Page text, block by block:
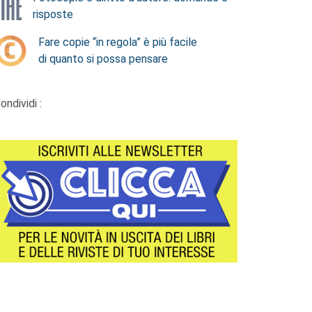
risposte
Fare copie “in regola” è più facile
di quanto si possa pensare
: